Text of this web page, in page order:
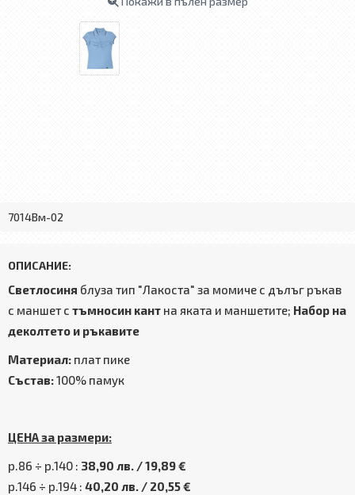
7014Bм-02
ОПИСАНИЕ:
Светлосиня блуза тип "Лакоста" за момиче с дълъг ръкав
с маншет с тъмносин кант на яката и маншетите; Набор на
деколтето и ръкавите
Материал: плат пике
Състав:100% памук
ЦЕНА за размери:
р.86 ÷ р.140 : 38,90 лв. / 19,89 €
р.146 ÷ р.194 : 40,20 лв. / 20,55 €